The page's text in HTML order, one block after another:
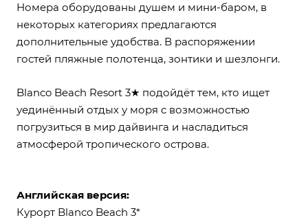
Номера оборудованы душем и мини-баром, в
некоторых категориях предлагаются
дополнительные удобства. В распоряжении
гостей пляжные полотенца, зонтики и шезлонги.
Blanco Beach Resort 3★ подойдёт тем, кто ищет
уединённый отдых у моря с возможностью
погрузиться в мир дайвинга и насладиться
атмосферой тропического острова.
Английская версия:
Курорт Blanco Beach 3*